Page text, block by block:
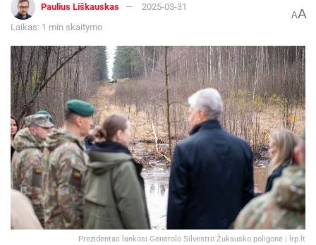
Paulius Liškauskas
2025-03-31
Laikas: 1 min skaitymo
AA
Prezidentas lankosi Generolo Silvestro Žukausko poligone | lrp.lt